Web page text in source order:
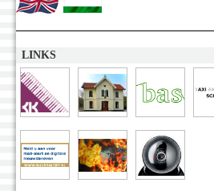
LINKS